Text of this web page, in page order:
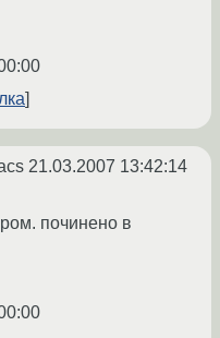
21.03.2007 13:42:14
починено в